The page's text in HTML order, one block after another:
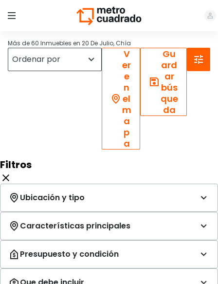
Más de 60 Inmuebles en 20 De Julio, Chía
V
er
e
n
el
m
a
p
a
Gu
ard
ar
bús
que
da
Filtros